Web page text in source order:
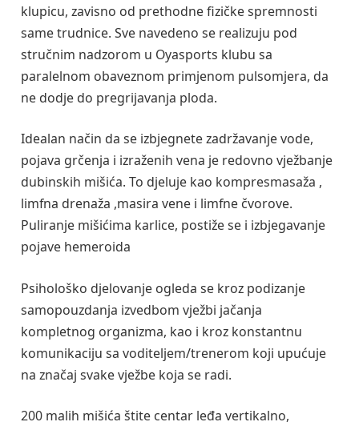
klupicu, zavisno od prethodne fizičke spremnosti
same trudnice. Sve navedeno se realizuju pod
stručnim nadzorom u Oyasports klubu sa
paralelnom obaveznom primjenom pulsomjera, da
ne dodje do pregrijavanja ploda.
Idealan način da se izbjegnete zadržavanje vode,
pojava grčenja i izraženih vena je redovno vježbanje
dubinskih mišića. To djeluje kao kompresmasaža ,
limfna drenaža ,masira vene i limfne čvorove.
Puliranje mišićima karlice, postiže se i izbjegavanje
pojave hemeroida
Psihološko djelovanje ogleda se kroz podizanje
samopouzdanja izvedbom vježbi jačanja
kompletnog organizma, kao i kroz konstantnu
komunikaciju sa voditeljem/trenerom koji upućuje
na značaj svake vježbe koja se radi.
200 malih mišića štite centar leđa vertikalno,